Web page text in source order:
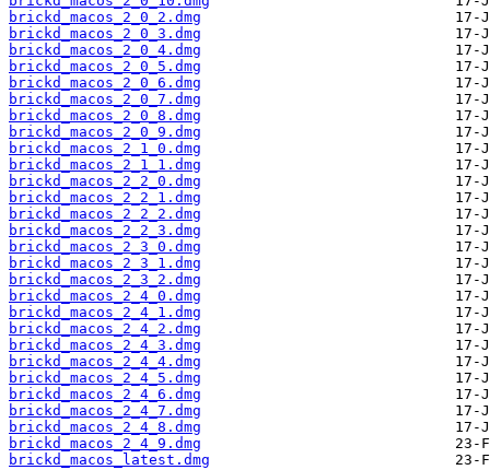
brickd_macos_2_0_2.dmg
brickd_macos_2_0_3.dmg
brickd_macos_2_0_4.dmg
brickd_macos_2_0_5.dmg
brickd_macos_2_0_6.dmg
brickd_macos_2_0_7.dmg
brickd_macos_2_0_8.dmg
brickd_macos_2_0_9.dmg
brickd_macos_2_1_0.dmg
brickd_macos_2_1_1.dmg
brickd_macos_2_2_0.dmg
brickd_macos_2_2_1.dmg
brickd_macos_2_2_2.dmg
brickd_macos_2_2_3.dmg
brickd_macos_2_3_0.dmg
brickd_macos_2_3_1.dmg
brickd_macos_2_3_2.dmg
brickd_macos_2_4_0.dmg
brickd_macos_2_4_1.dmg
brickd_macos_2_4_2.dmg
brickd_macos_2_4_3.dmg
brickd_macos_2_4_4.dmg
brickd_macos_2_4_5.dmg
brickd_macos_2_4_6.dmg
brickd_macos_2_4_7.dmg
brickd_macos_2_4_8.dmg
brickd_macos_2_4_9.dmg
brickd_macos_latest.dmg